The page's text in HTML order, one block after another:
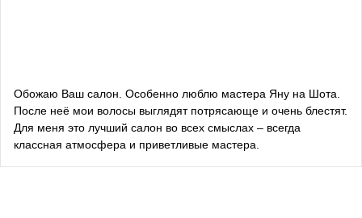
Bazhana
songwriter
Обожаю Ваш салон. Особенно люблю мастера Яну на Шота.
После неё мои волосы выглядят потрясающе и очень блестят.
Для меня это лучший салон во всех смыслах – всегда
классная атмосфера и приветливые мастера.